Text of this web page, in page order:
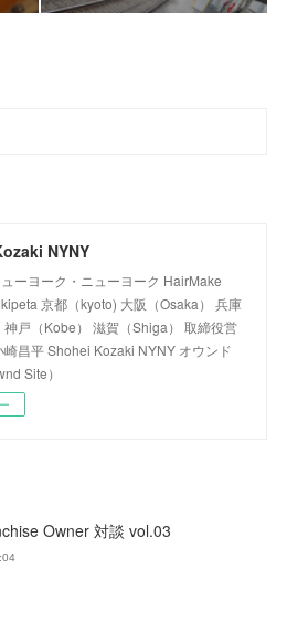
NYNY
ーヨーク・ニューヨーク HairMake
京都（kyoto) 大阪（Osaka） 兵庫
神戸（Kobe） 滋賀（Shiga） 取締役営
崎昌平 Shohei Kozaki NYNY オウンド
Site）
Owner 対談 vol.03